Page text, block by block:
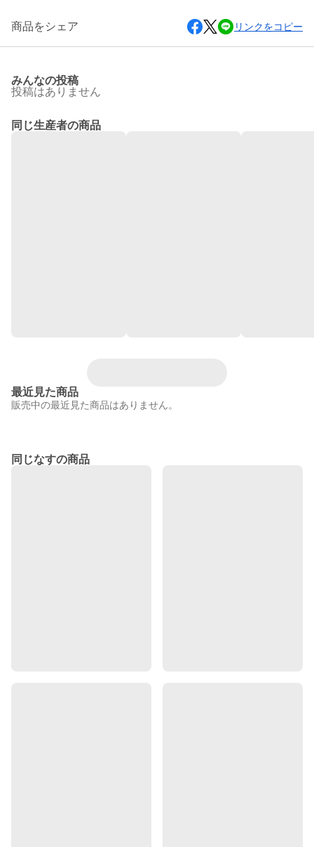
商品をシェア リンクをコピー
みんなの投稿
投稿はありません
同じ生産者の商品
最近見た商品
販売中の最近見た商品はありません。
同じなすの商品